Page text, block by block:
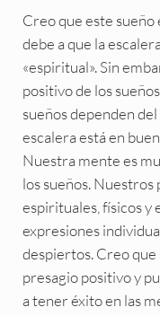
Creo que este sueño
debe a que la
«espiritual». Sin
positivo de los
sueños dependen
escalera está en
Nuestra mente es
los sueños.
espirituales, físicos y
expresiones
despiertos. Creo
presagio positivo y
a tener éxito en las